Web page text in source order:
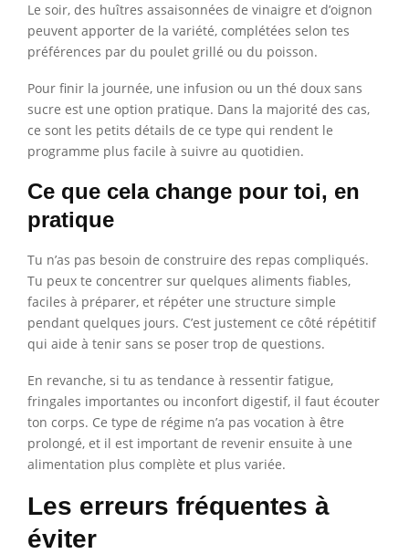
Le soir, des huîtres assaisonnées de vinaigre et d’oignon
peuvent apporter de la variété, complétées selon tes
préférences par du poulet grillé ou du poisson.
Pour finir la journée, une infusion ou un thé doux sans
sucre est une option pratique. Dans la majorité des cas,
ce sont les petits détails de ce type qui rendent le
programme plus facile à suivre au quotidien.
Ce que cela change pour toi, en
pratique
Tu n’as pas besoin de construire des repas compliqués.
Tu peux te concentrer sur quelques aliments fiables,
faciles à préparer, et répéter une structure simple
pendant quelques jours. C’est justement ce côté répétitif
qui aide à tenir sans se poser trop de questions.
En revanche, si tu as tendance à ressentir fatigue,
fringales importantes ou inconfort digestif, il faut écouter
ton corps. Ce type de régime n’a pas vocation à être
prolongé, et il est important de revenir ensuite à une
alimentation plus complète et plus variée.
Les erreurs fréquentes à
éviter